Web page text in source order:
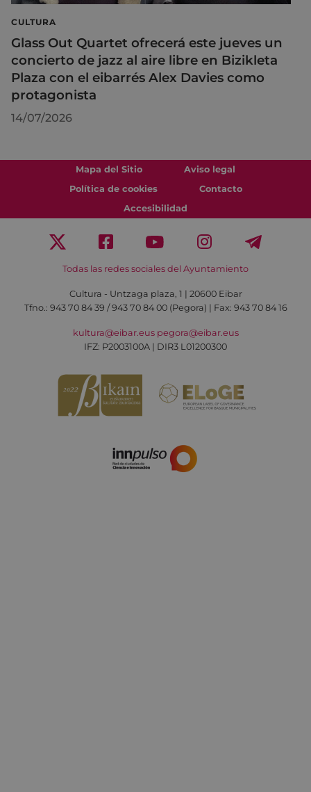
CULTURA
Glass Out Quartet ofrecerá este jueves un
concierto de jazz al aire libre en Bizikleta
Plaza con el eibarrés Alex Davies como
protagonista
14/07/2026
Mapa del Sitio
Aviso legal
Política de cookies
Contacto
Accesibilidad
Todas las redes sociales del Ayuntamiento
Cultura - Untzaga plaza, 1 | 20600 Eibar
Tfno.: 943 70 84 39 / 943 70 84 00 (Pegora) | Fax: 943 70 84 16
kultura@eibar.eus pegora@eibar.eus
IFZ: P2003100A | DIR3 L01200300